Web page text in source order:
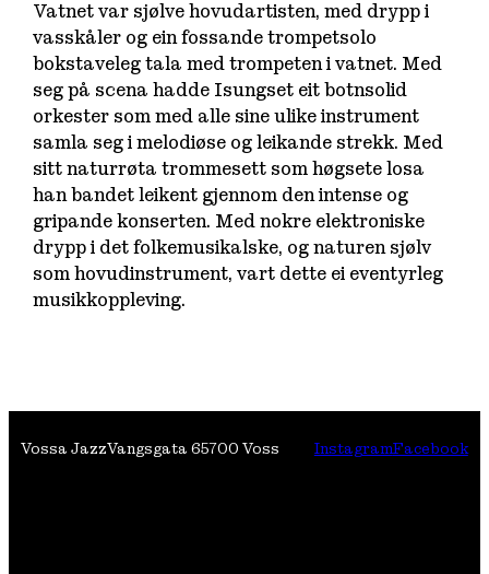
Vatnet var sjølve hovudartisten, med drypp i
vasskåler og ein fossande trompetsolo
bokstaveleg tala med trompeten i vatnet. Med
seg på scena hadde Isungset eit botnsolid
orkester som med alle sine ulike instrument
samla seg i melodiøse og leikande strekk. Med
sitt naturrøta trommesett som høgsete losa
han bandet leikent gjennom den intense og
gripande konserten. Med nokre elektroniske
drypp i det folkemusikalske, og naturen sjølv
som hovudinstrument, vart dette ei eventyrleg
musikkoppleving.
Vossa JazzVangsgata 65700 Voss InstagramFacebook